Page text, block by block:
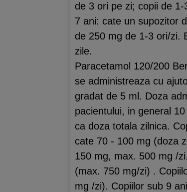
de 3 ori pe zi; copii de
7 ani: cate un supozitor
de 250 mg de 1-3 ori/zi.
zile.
Paracetamol 120/200
se administreaza cu
gradat de 5 ml. Doza
pacientului, in general
ca doza totala zilnica.
cate 70 - 100 mg (doza
150 mg, max. 500 mg /
(max. 750 mg/zi) .
mg /zi). Copiilor sub 9